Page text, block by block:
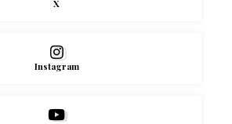
X
Instagram